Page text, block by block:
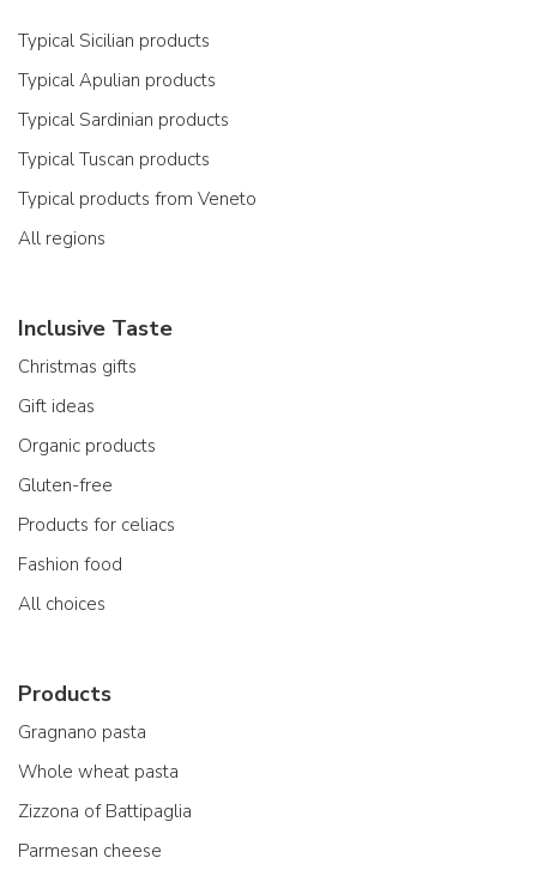
Typical Sicilian products
Typical Apulian products
Typical Sardinian products
Typical Tuscan products
Typical products from Veneto
All regions
Inclusive Taste
Christmas gifts
Gift ideas
Organic products
Gluten-free
Products for celiacs
Fashion food
All choices
Products
Gragnano pasta
Whole wheat pasta
Zizzona of Battipaglia
Parmesan cheese